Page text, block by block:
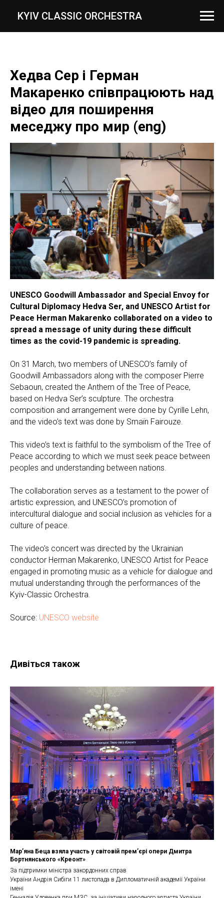
KYIV CLASSIC ORCHESTRA
Хедва Сер і Герман
Макаренко співпрацюють над
відео для поширення
меседжу про мир (eng)
UNESCO Goodwill Ambassador and Special Envoy for
Cultural Diplomacy Hedva Ser, and UNESCO Artist for
Peace Herman Makarenko collaborated on a video to
spread a message of unity during these difficult
times as the covid-19 pandemic is spreading.
On 31 March, two members of UNESCO’s family of
Goodwill Ambassadors along with the composer Pierre
Sebaoun, created the Anthem of the Tree of Peace,
based on Hedva Ser’s sculpture. The orchestra
composition and arrangement were done by Cyrille Lehn,
and the video’s text was done by Smaïn Fairouze.
This video’s text is faithful to the symbolism of the Tree of
Peace according to which we must seek peace between
peoples and understanding between nations.
The collaboration serves as a testament to the power of
artistic expression, and UNESCO’s promotion of
intercultural dialogue and social inclusion as vehicles for a
culture of peace.
The video’s concert was directed by the Ukrainian
conductor Herman Makarenko, UNESCO Artist for Peace
engaged in promoting music as a vehicle for dialogue and
mutual understanding through the performances of the
Kyiv-Classic Orchestra.
Source: UNESCO website
Дивіться також
Мар’яна Беца взяла участь у світовій прем’єрі опери Дмитра
Бортнянського «Креонт»
За підтримки міністра закордонних справ
України Андрія Сибіги 11 листопада в Дипломатичній академії України
імені